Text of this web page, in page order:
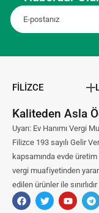
FİLİZCE
Kaliteden Asla
Uyarı: Ev Hanımı Vergi
Filizce 193 sayılı Gelir
kapsamında evde
vergi muafiyetinden
edilen ürünler ile